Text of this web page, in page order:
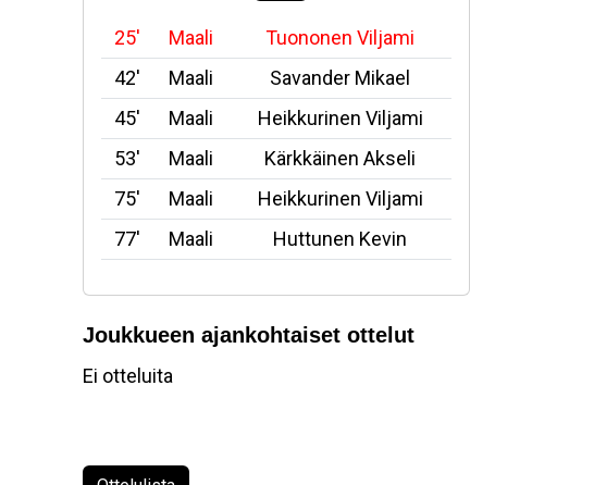
25' Maali
Tuononen Viljami
42'
Maali
Savander Mikael
45'
Maali
Heikkurinen Viljami
53'
Maali
Kärkkäinen Akseli
75'
Maali
Heikkurinen Viljami
77'
Maali Huttunen Kevin
Joukkueen ajankohtaiset ottelut
Ei otteluita